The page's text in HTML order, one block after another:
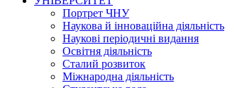
Портрет ЧНУ
Наукова й інноваційна діяльність
Наукові періодичні видання
Освітня діяльність
Сталий розвиток
Міжнародна діяльність